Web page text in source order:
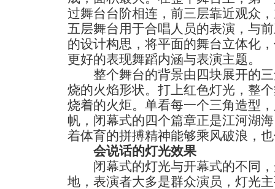
过舞台台阶相连，前三层靠近观众
五层舞台用于合唱人员的表演，与
的设计构思，将平面的舞台立体化
更好的表现舞蹈内涵与表演主题。
整个舞台的背景由四块展开的三
烧的火焰形状。打上红色灯光，整
烧着的火炬。单看每一个三角造型
帆，闭幕式的四个篇章正是江河湖
着体育的拼搏精神能够乘风破浪，
会说话的灯光效果
闭幕式的灯光与开幕式的不同，
地，表演者大多是群众演员，灯光